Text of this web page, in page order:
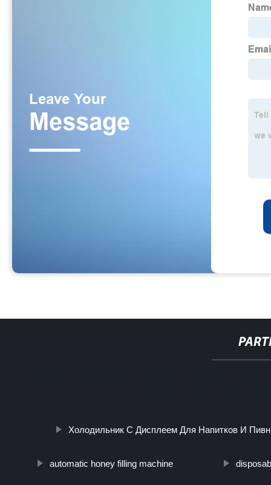
Холодильник С Дисплеем Для Напитков И
automatic honey filling machine